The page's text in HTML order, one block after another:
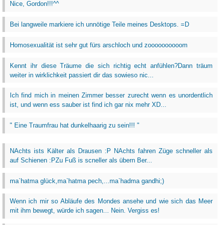
Nice, Gordon!!!^^
Bei langweile markiere ich unnötige Teile meines Desktops. =D
Homosexualität ist sehr gut fürs arschloch und zoooooooooom
Kennt ihr diese Träume die sich richtig echt anfühlen?Dann träum
weiter in wirklichkeit passiert dir das sowieso nic...
Ich find mich in meinen Zimmer besser zurecht wenn es unordentlich
ist, und wenn ess sauber ist find ich gar nix mehr XD...
" Eine Traumfrau hat dunkelhaarig zu sein!!! "
NAchts ists Kälter als Drausen :P NAchts fahren Züge schneller als
auf Schienen :PZu Fuß is scneller als übern Ber...
ma`hatma glück,ma`hatma pech,...ma`hadma gandhi;)
Wenn ich mir so Abläufe des Mondes ansehe und wie sich das Meer
mit ihm bewegt, würde ich sagen... Nein. Vergiss es!